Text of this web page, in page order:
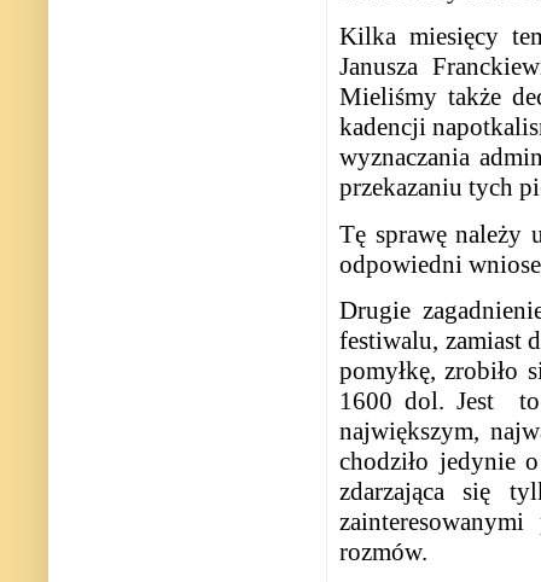
Kilka miesięcy
Janusza
Mieliśmy także
kadencji
wyznaczania
przekazaniu tych
Tę sprawę należy
odpowiedni
Drugie
festiwalu, zamiast
pomyłkę, zrobiło
1600 dol. Jest
największym,
chodziło jedynie
zdarzająca się
rozmów.